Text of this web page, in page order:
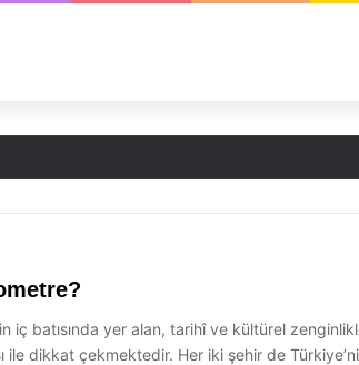
iç batısında yer alan, tarihî ve kültürel
ile dikkat çekmektedir. Her iki şehir de